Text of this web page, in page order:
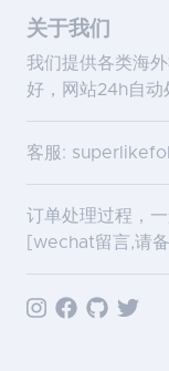
关于我们
我们提供各类海
好，网站24h自动
客服:
订单处理过程，
[wechat留言,请